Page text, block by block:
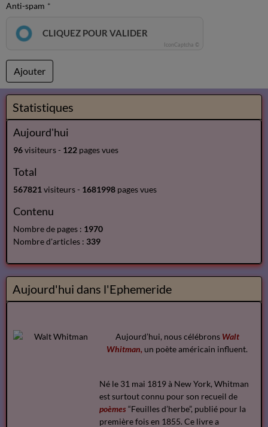
Anti-spam
CLIQUEZ POUR VALIDER
IconCaptcha ©
Ajouter
Statistiques
Aujourd'hui
96visiteurs - 122 pages vues
Total
567821 visiteurs - 1681998 pages vues
Contenu
Nombre de pages : 1970
Nombre d'articles : 339
Aujourd'hui dans l'Ephemeride
Aujourd’hui, nous célébrons Walt
Whitman, un poète américain influent.
Né le 31 mai 1819 à New York, Whitman
est surtout connu pour son recueil de
poèmes “Feuilles d’herbe”, publié pour la
première fois en 1855. Ce livre a